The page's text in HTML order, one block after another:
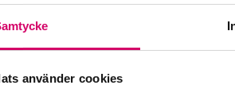
använder cookies